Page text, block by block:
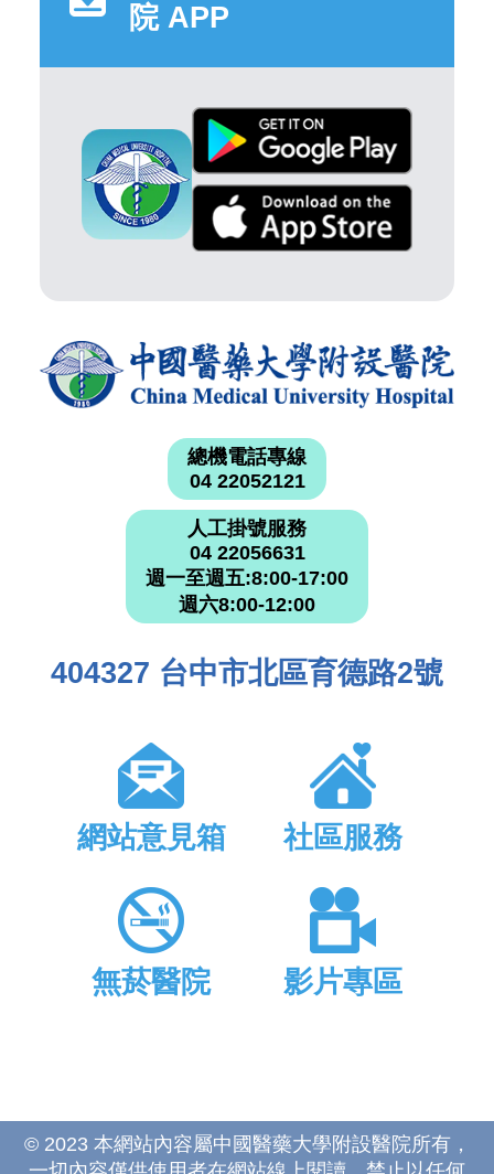
院 APP
總機電話專線
04 22052121
人工掛號服務
04 22056631
週一至週五:8:00-17:00
週六8:00-12:00
404327 台中市北區育德路2號
網站意見箱 社區服務
無菸醫院 影片專區
© 2023 本網站內容屬中國醫藥大學附設醫院所有，